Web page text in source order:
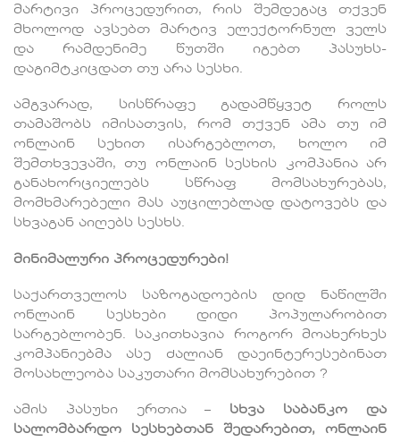
მარტივი პროცედურით, რის შემდეგაც თქვენ
მხოლოდ ავსებთ მარტივ ელექტორნულ ველს
და რამდენიმე წუთში იგებთ პასუხს-
დაგიმტკიცდათ თუ არა სესხი.
ამგვარად, სისწრაფე გადამწყვეტ როლს
თამაშობს იმისათვის, რომ თქვენ ამა თუ იმ
ონლაინ სეხით ისარგებლოთ, ხოლო იმ
შემთხვევაში, თუ ონლაინ სესხის კომპანია არ
განახორციელებს სწრაფ მომსახურებას,
მომხმარებელი მას აუცილებლად დატოვებს და
სხვაგან აიღებს სესხს.
მინიმალური პროცედურები!
საქართველოს საზოგადოების დიდ ნაწილში
ონლაინ სესხები დიდი პოპულარობით
სარგებლობენ. საკითხავია როგორ მოახერხეს
კომპანიებმა ასე ძალიან დაეინტერესებინათ
მოსახლეობა საკუთარი მომსახურებით ?
ამის პასუხი ერთია – სხვა საბანკო და
სალომბარდო სესხებთან შედარებით, ონლაინ